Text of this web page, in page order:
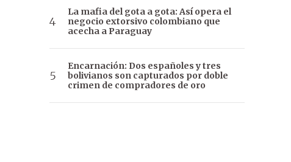
La mafia del gota a gota: Así opera el
negocio extorsivo colombiano que
acecha a Paraguay
Encarnación: Dos españoles y tres
bolivianos son capturados por doble
crimen de compradores de oro